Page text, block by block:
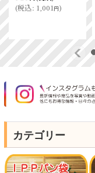
(税込: 1,001円)
カテゴリー